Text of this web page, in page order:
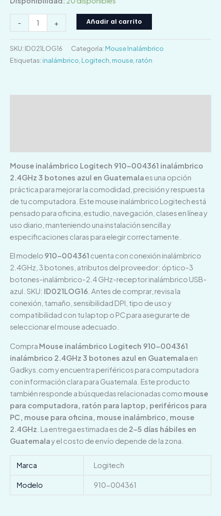
- + Añadir al carrito
SKU: ID021LOG16 Categoría: Mouse Inalámbrico
Etiquetas: inalámbrico Logitech mouse ratón
Mouse inalámbrico Logitech 910-004361 inalámbrico
2.4GHz 3 botones azul en Guatemalaes una opción
práctica para mejorar la comodidad, precisión y respuesta
de tu computadora. Este mouse inalámbrico Logitech está
pensado para oficina, estudio, navegación, clases en línea y
uso diario, manteniendo una instalación sencilla y
especificaciones claras para elegir correctamente.
El modelo 910-004361 cuenta con conexión inalámbrico
2.4GHz, 3 botones, atributos del proveedor: óptico-3
botones-inalámbrico-2.4 GHz-receptor inalámbrico USB-
azul. SKU: ID021LOG16 . Antes de comprar, revisa la
conexión, tamaño, sensibilidad DPI, tipo de uso y
compatibilidad con tu laptop o PC para asegurarte de
seleccionar el mouse adecuado.
Compra Mouse inalámbrico Logitech 910-004361
inalámbrico 2.4GHz 3 botones azul en Guatemalaen
Gadkys.com y encuentra periféricos para computadora
con información clara para Guatemala. Este producto
también responde a búsquedas relacionadas como mouse
para computadora, ratón para laptop, periféricos para
PC, mouse para oficina, mouse inalámbrico, mouse
2.4GHz . La entrega estimada es de 2–5 días hábiles en
Guatemalay el costo de envío depende de la zona.
Marca Logitech
Modelo 910-004361